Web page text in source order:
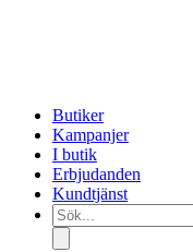
Butiker
Kampanjer
I butik
Erbjudanden
Kundtjänst
Sök...